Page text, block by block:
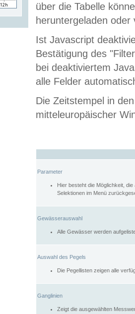
über die Tabelle
heruntergeladen oder
Ist Javascript
Bestätigung des
bei deaktiviertem
alle Felder
Die Zeitstempel in
mitteleuropäischer
Parameter
Hier besteht die Möglichkeit,
Selektionen im Menü
Gewässerauswahl
Alle Gewässer werden
Auswahl des Pegels
Die Pegellisten zeigen alle
Ganglinien
Zeigt die ausgewählten